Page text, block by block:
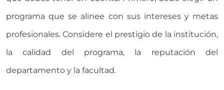
programa que se alinee con sus intereses y metas
profesionales. Considere el prestigio de la institución,
la calidad del programa, la reputación del
departamento y la facultad.